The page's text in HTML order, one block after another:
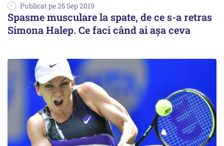
Publicat pe 25 Sep 2019
Spasme musculare la spate, de ce s-a retras
Simona Halep. Ce faci când ai așa ceva